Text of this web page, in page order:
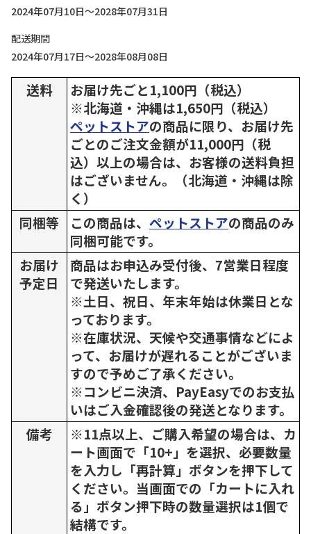
2024年07月10日～2028年07月31日
配送期間
2024年07月17日～2028年08月08日
送料
お届け先ごと1,100円（税込）
※北海道・沖縄は1,650円（税込）
ペットストアの商品に限り、お届け先
ごとのご注文金額が11,000円（税
込）以上の場合は、お客様の送料負担
はございません。（北海道・沖縄は除
く）
同梱等
この商品は、 ペットストアの商品のみ
同梱可能です。
お届け
予定日
商品はお申込み受付後、7営業日程度
で発送いたします。
※土日、祝日、年末年始は休業日とな
っております。
※在庫状況、天候や交通事情などによ
って、お届けが遅れることがございま
すので予めご了承ください。
※コンビニ決済、PayEasyでのお支払
いはご入金確認後の発送となります。
備考
※11点以上、ご購入希望の場合は、カ
ート画面で「10+」を選択、必要数量
を入力し「再計算」ボタンを押下して
ください。当画面での「カートに入れ
る」ボタン押下時の数量選択は1個で
結構です。